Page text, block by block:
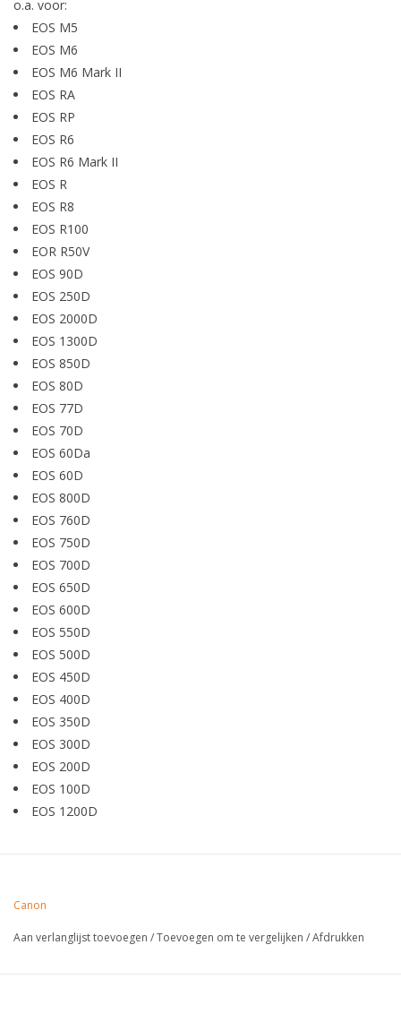
o.a. voor:
EOS M5
EOS M6
EOS M6 Mark II
EOS RA
EOS RP
EOS R6
EOS R6 Mark II
EOS R
EOS R8
EOS R100
EOR R50V
EOS 90D
EOS 250D
EOS 2000D
EOS 1300D
EOS 850D
EOS 80D
EOS 77D
EOS 70D
EOS 60Da
EOS 60D
EOS 800D
EOS 760D
EOS 750D
EOS 700D
EOS 650D
EOS 600D
EOS 550D
EOS 500D
EOS 450D
EOS 400D
EOS 350D
EOS 300D
EOS 200D
EOS 100D
EOS 1200D
Canon
Aan verlanglijst toevoegen /Toevoegen om te vergelijken /Afdrukken